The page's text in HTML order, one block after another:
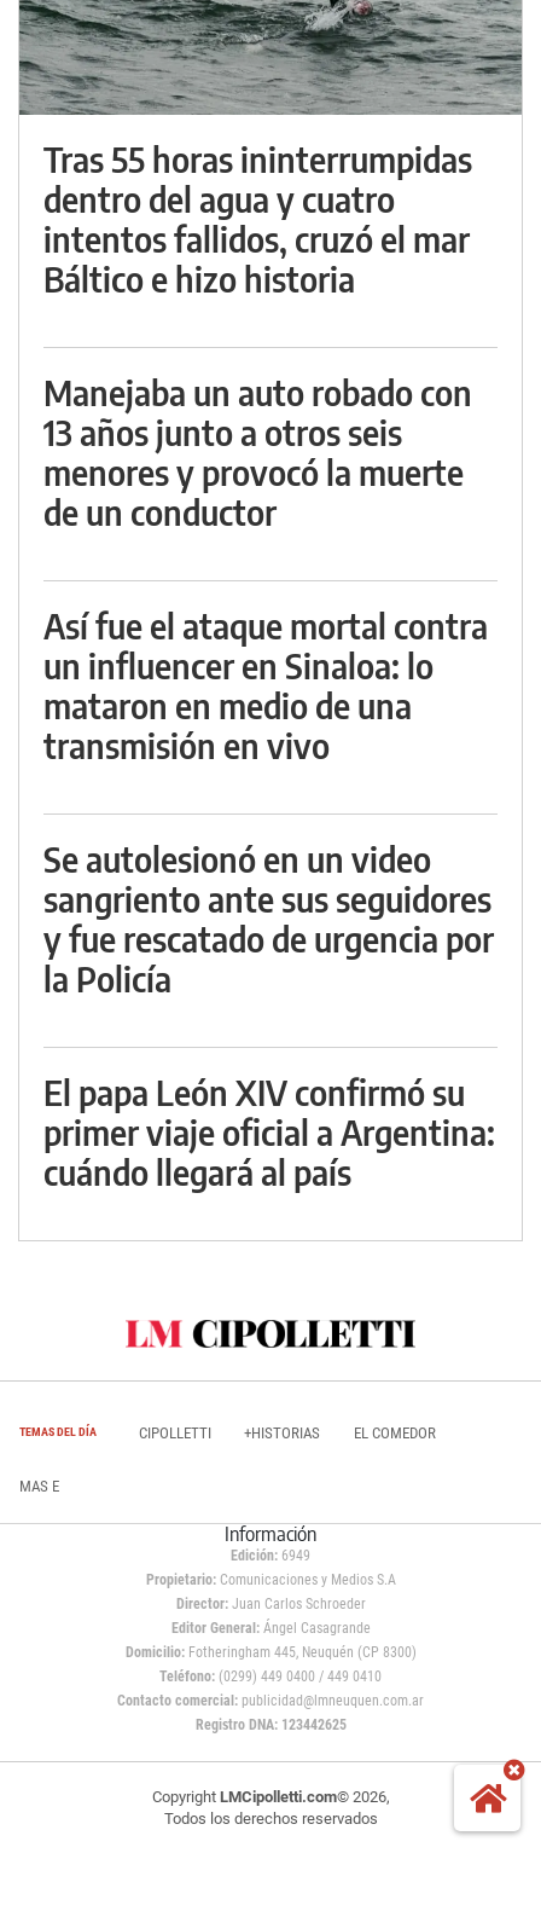
Tras 55 horas ininterrumpidas
dentro del agua y cuatro
intentos fallidos, cruzó el mar
Báltico e hizo historia
Manejaba un auto robado con
13 años junto a otros seis
menores y provocó la muerte
de un conductor
Así fue el ataque mortal contra
un influencer en Sinaloa: lo
mataron en medio de una
transmisión en vivo
Se autolesionó en un video
sangriento ante sus seguidores
y fue rescatado de urgencia por
la Policía
El papa León XIV confirmó su
primer viaje oficial a Argentina:
cuándo llegará al país
TEMAS DEL DÍA CIPOLLETTI +HISTORIAS EL COMEDOR
MAS E
Información
Edición: 6949
Propietario:Comunicaciones y Medios S.A
Director: Juan Carlos Schroeder
Editor General:Ángel Casagrande
Domicilio:Fotheringham 445, Neuquén (CP 8300)
Teléfono: (0299) 449 0400 / 449 0410
Contacto comercial: publicidad@lmneuquen.com.ar
Registro DNA: 123442625
Copyright LMCipolletti.com© 2026,
Todos los derechos reservados